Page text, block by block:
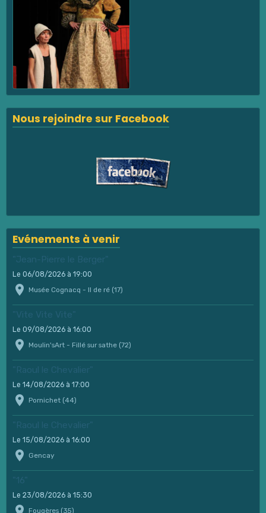
Nous rejoindre sur Facebook
Evénements à venir
"Jean-Pierre le Berger"
Le 06/08/2026 à 19:00
Musée Cognacq - Il de ré (17)
"Vite Vite Vite"
Le 09/08/2026 à 16:00
Moulin'sArt - Fillé sur sathe (72)
"Raoul le Chevalier"
Le 14/08/2026 à 17:00
Pornichet (44)
"Raoul le Chevalier"
Le 15/08/2026 à 16:00
Gencay
"16"
Le 23/08/2026 à 15:30
Fougères (35)